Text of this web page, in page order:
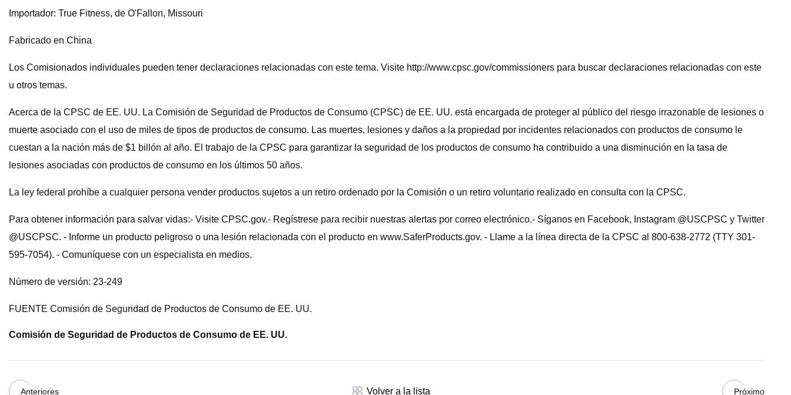
Importador: True Fitness, de O'Fallon, Missouri
Fabricado en China
Los Comisionados individuales pueden tener declaraciones relacionadas con este tema. Visite http://www.cpsc.gov/commissioners para buscar declaraciones relacionadas con este
u otros temas.
Acerca de la CPSC de EE. UU. La Comisión de Seguridad de Productos de Consumo (CPSC) de EE. UU. está encargada de proteger al público del riesgo irrazonable de lesiones o
muerte asociado con el uso de miles de tipos de productos de consumo. Las muertes, lesiones y daños a la propiedad por incidentes relacionados con productos de consumo le
cuestan a la nación más de $1 billón al año. El trabajo de la CPSC para garantizar la seguridad de los productos de consumo ha contribuido a una disminución en la tasa de
lesiones asociadas con productos de consumo en los últimos 50 años.
La ley federal prohíbe a cualquier persona vender productos sujetos a un retiro ordenado por la Comisión o un retiro voluntario realizado en consulta con la CPSC.
Para obtener información para salvar vidas:- Visite CPSC.gov.- Regístrese para recibir nuestras alertas por correo electrónico.- Síganos en Facebook, Instagram @USCPSC y Twitter
@USCPSC. - Informe un producto peligroso o una lesión relacionada con el producto en www.SaferProducts.gov. - Llame a la línea directa de la CPSC al 800-638-2772 (TTY 301-
595-7054). - Comuníquese con un especialista en medios.
Número de versión: 23-249
FUENTE Comisión de Seguridad de Productos de Consumo de EE. UU.
Comisión de Seguridad de Productos de Consumo de EE. UU.
Anteriores Volver a la lista Próximo